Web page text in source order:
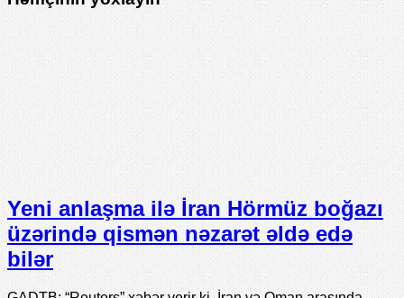
Yeni anlaşma ilə İran Hörmüz boğazı
üzərində qismən nəzarət əldə edə
bilər